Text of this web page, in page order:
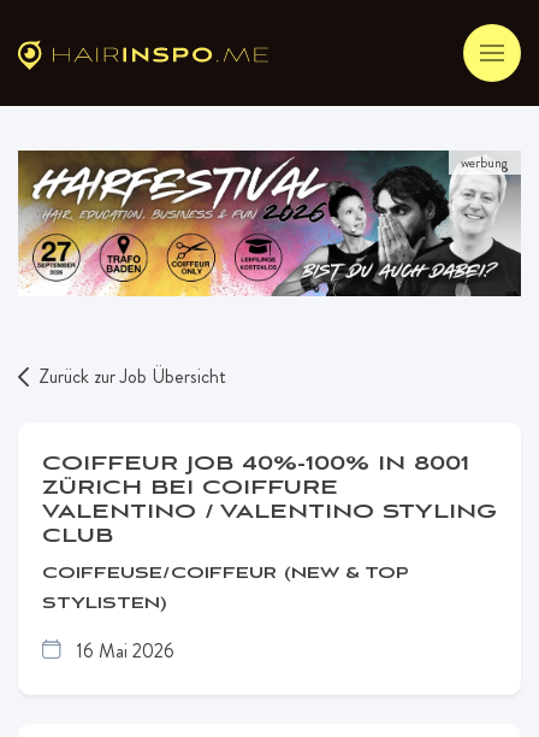
werbung
Zurück zur Job Übersicht
COIFFEUR JOB 40%-100% IN 8001
ZÜRICH BEI COIFFURE
VALENTINO / VALENTINO STYLING
CLUB
COIFFEUSE/COIFFEUR (NEW & TOP
STYLISTEN)
16 Mai 2026